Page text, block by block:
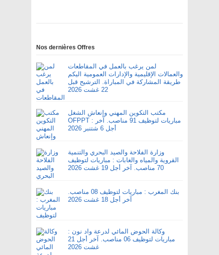
Nos dernières Offres
لمن يرغب بالعمل في المقاطعات
والعمالات الإقليمية والإدارات العمومية اليكم
طريقة المشاركة في المباراة. الترشيح قبل
22 غشت 2026
مكتب التكوين المهني وإنعاش الشغل
OFPPT : مباريات لتوظيف 91 مناصب. آخر
أجل 6 شتنبر 2026
وزارة الفلاحة والصيد البحري والتنمية
القروية والمياه والغابات : مباريات لتوظيف
70 مناصب. آخر أجل 19 غشت 2026
بنك المغرب : مباريات لتوظيف 08 مناصب.
آخر أجل 18 غشت 2026
وكالة الحوض المائي لدرعة واد نون :
مباريات لتوظيف 06 مناصب. آخر أجل 21
غشت 2026